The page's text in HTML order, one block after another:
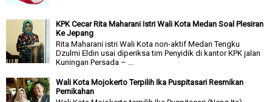
KPK Cecar Rita Maharani Istri Wali Kota Medan Soal Plesiran
Ke Jepang
Rita Maharani istri Wali Kota non-aktif Medan Tengku
Dzulmi Eldin usai diperiksa tim Penyidik di kantor KPK jalan
Kuningan Persada – ...
Wali Kota Mojokerto Terpilih Ika Puspitasari Resmikan
Pernikahan